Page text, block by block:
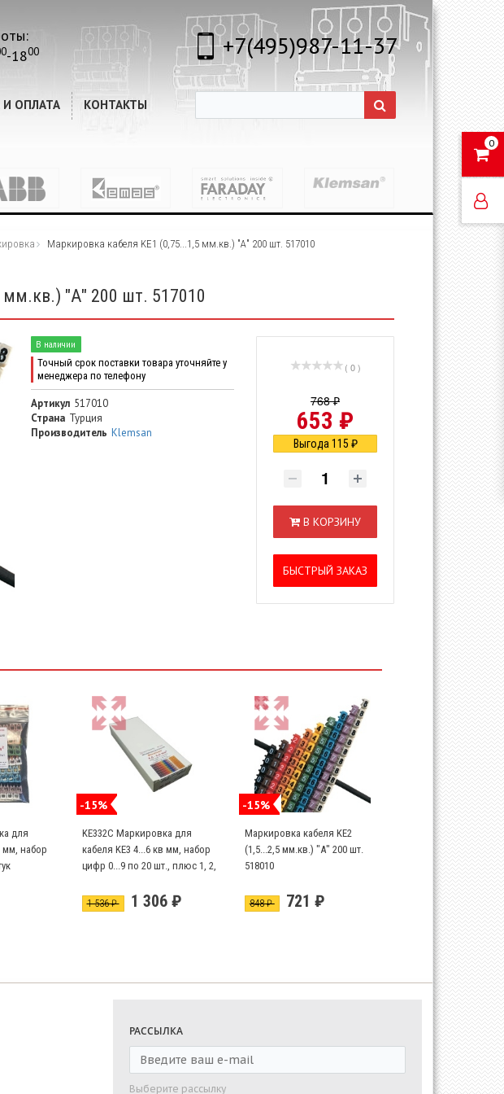
0
-1800 +7(495)987-11-37
ОПЛАТА
КОНТАКТЫ
Маркировка кабеля KE1 (0,75...1,5 мм.кв.) "А" 200 шт. 517010
мм.кв.) "А" 200 шт. 517010
( 0 )
768 ₽
653 ₽
Выгода 115 ₽
В КОРЗИНУ
БЫСТРЫЙ ЗАКАЗ
В наличии
Точный срок поставки товара уточняйте у
менеджера по телефону
Артикул 517010
Страна Турция
Производитель Klemsan
для
мм, набор
-15%
KE332C Маркировка для
кабеля KE3 4...6 кв мм, набор
цифр 0...9 по 20 шт., плюс 1, 2,
1 536 ₽ 1 306 ₽
-15%
Маркировка кабеля KE2
(1,5...2,5 мм.кв.) "А" 200 шт.
518010
848 ₽ 721 ₽
РАССЫЛКА
Выберите рассылку